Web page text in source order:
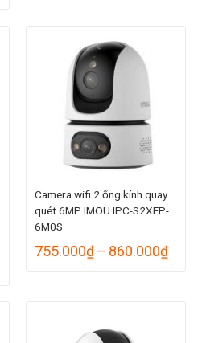
Camera wifi 2 ống kính quay
quét 6MP IMOU IPC-S2XEP-
6M0S
755.000₫ – 860.000₫
giá: